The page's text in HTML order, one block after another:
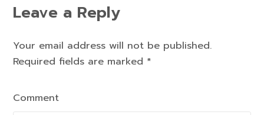
Leave a Reply
Your email address will not be published.
Required fields are marked *
Comment